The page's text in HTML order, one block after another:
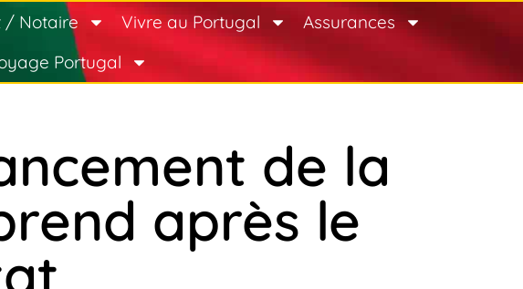
/ Notaire Vivre au Portugal
Assurances
Portugal
de la
après le